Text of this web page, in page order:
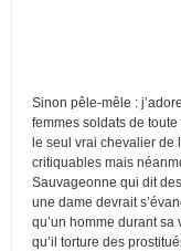
Sinon pêle-mêle :
femmes soldats de
le seul vrai chevalier de
critiquables mais
Sauvageonne qui dit
une dame devrait
qu’un homme durant sa
qu’il torture des